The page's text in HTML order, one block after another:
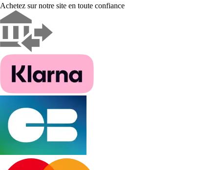
Achetez sur notre site en toute confiance